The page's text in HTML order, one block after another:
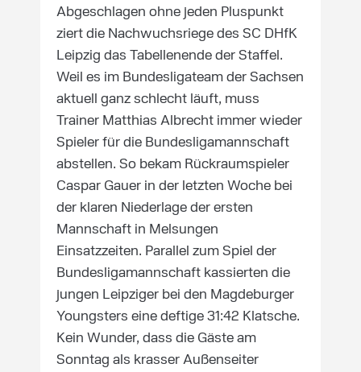
Abgeschlagen ohne jeden Pluspunkt
ziert die Nachwuchsriege des SC DHfK
Leipzig das Tabellenende der Staffel.
Weil es im Bundesligateam der Sachsen
aktuell ganz schlecht läuft, muss
Trainer Matthias Albrecht immer wieder
Spieler für die Bundesligamannschaft
abstellen. So bekam Rückraumspieler
Caspar Gauer in der letzten Woche bei
der klaren Niederlage der ersten
Mannschaft in Melsungen
Einsatzzeiten. Parallel zum Spiel der
Bundesligamannschaft kassierten die
jungen Leipziger bei den Magdeburger
Youngsters eine deftige 31:42 Klatsche.
Kein Wunder, dass die Gäste am
Sonntag als krasser Außenseiter